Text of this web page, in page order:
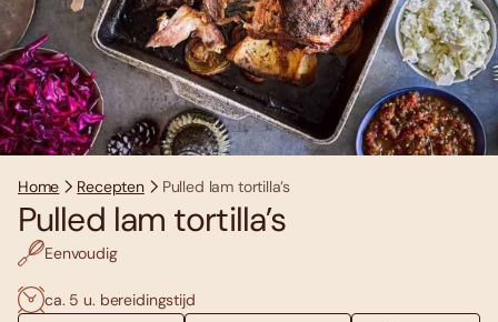
Home Recepten Pulled lam tortilla’s
Pulled lam tortilla’s
Eenvoudig
ca. 5 u. bereidingstijd